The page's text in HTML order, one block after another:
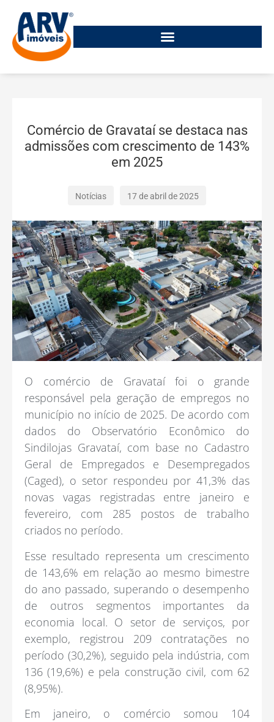
Comércio de Gravataí se destaca nas
admissões com crescimento de 143%
em 2025
Notícias 17 de abril de 2025
O comércio de Gravataí foi o grande
responsável pela geração de empregos no
município no início de 2025. De acordo com
dados do Observatório Econômico do
Sindilojas Gravataí, com base no Cadastro
Geral de Empregados e Desempregados
(Caged), o setor respondeu por 41,3% das
novas vagas registradas entre janeiro e
fevereiro, com 285 postos de trabalho
criados no período.
Esse resultado representa um crescimento
de 143,6% em relação ao mesmo bimestre
do ano passado, superando o desempenho
de outros segmentos importantes da
economia local. O setor de serviços, por
exemplo, registrou 209 contratações no
período (30,2%), seguido pela indústria, com
136 (19,6%) e pela construção civil, com 62
(8,95%).
Em janeiro, o comércio somou 104